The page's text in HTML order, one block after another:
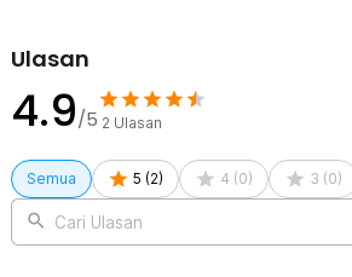
Ulasan
4.9/5 2 Ulasan
Semua 5 (2) 4 (0) 3 (0)
Cari Ulasan